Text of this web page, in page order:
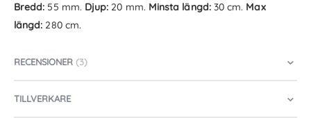
Bredd: 55 mm. Djup: 20 mm. Minsta längd:30 cm. Max
längd: 280 cm.
RECENSIONER 3
TILLVERKARE